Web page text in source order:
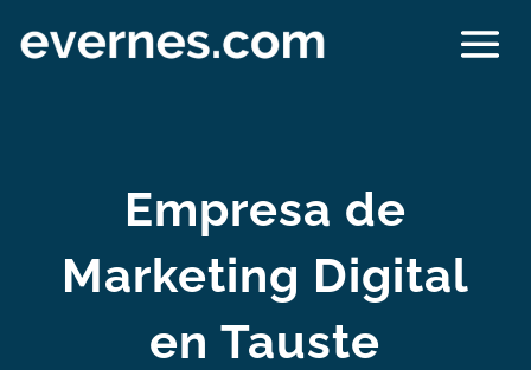
Empresa de
Marketing Digital
en Tauste